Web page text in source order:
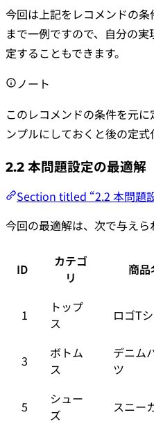
今回は上記をレコメンドの
まで一例ですので、自分の
定することもできます。
ノート
このレコメンドの条件を元
ンプルにしておくと後の定式
2.2 本問題設定の最適解
Section titled “2.2 本問題
今回の最適解は、次で与えら
ID
カテゴ
リ
商品
1
トップ
ス
ロゴT
3
ボトム
ス
デニム
ツ
5
シュー
ズ
スニー